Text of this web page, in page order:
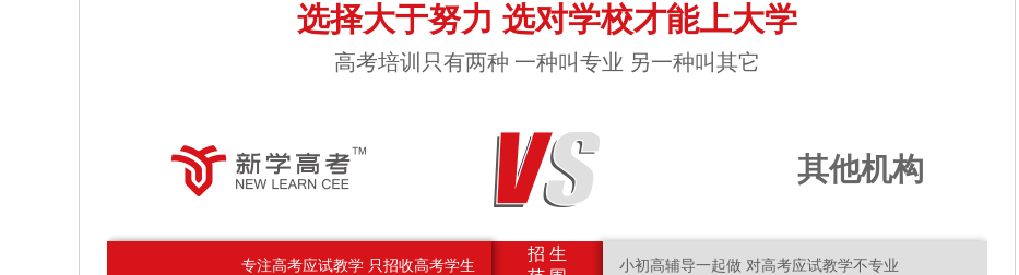
选择大于努力 选对学校才能上大学
高考培训只有两种 一种叫专业 另一种叫其它
其他机构
专注高考应试教学 只招收高考学生
招 生
小初高辅导一起做 对高考应试教学不专业